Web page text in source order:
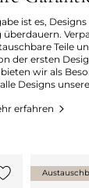
ist es, Designs
Teile
der ersten
wir als
Designs
erfahren